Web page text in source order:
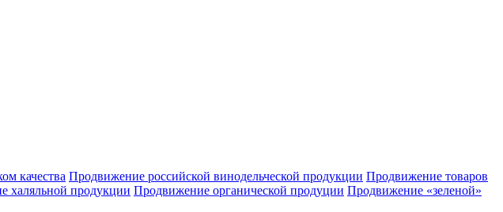
качества Продвижение российской винодельческой продукции Продвижение товаров
халяльной продукции Продвижение органической продуции Продвижение «зеленой»